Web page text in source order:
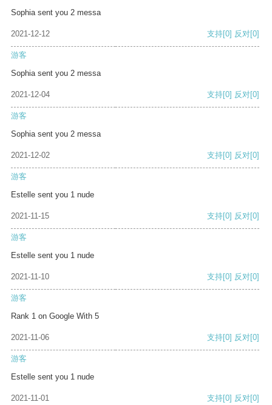
Sophia sent you 2 messa
2021-12-12 支持[0] 反对[0]
游客
Sophia sent you 2 messa
2021-12-04 支持[0] 反对[0]
游客
Sophia sent you 2 messa
2021-12-02 支持[0] 反对[0]
游客
Estelle sent you 1 nude
2021-11-15 支持[0] 反对[0]
游客
Estelle sent you 1 nude
2021-11-10 支持[0] 反对[0]
游客
Rank 1 on Google With 5
2021-11-06 支持[0] 反对[0]
游客
Estelle sent you 1 nude
2021-11-01 支持[0] 反对[0]